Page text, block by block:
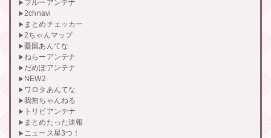
ブルーアンテナ
2chnavi
まとめチェッカー
2ちゃんマップ
憂国あんてな
ねらーアンテナ
だめぽアンテナ
NEW2
ワロタあんてな
我無ちゃんねる
トリビアンテナ
まとめたった速報
ニュース星3つ！